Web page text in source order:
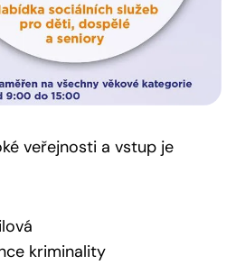
veřejnosti a vstup je
kriminality